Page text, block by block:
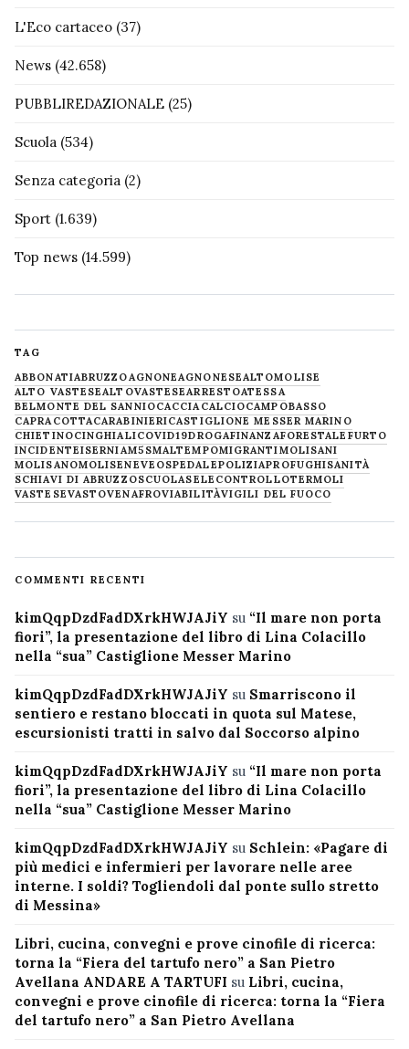
L'Eco cartaceo (37)
News (42.658)
PUBBLIREDAZIONALE (25)
Scuola (534)
Senza categoria (2)
Sport (1.639)
Top news (14.599)
TAG
ABBONATIABRUZZOAGNONEAGNONESEALTOMOLISE
ALTO VASTESEALTOVASTESEARRESTOATESSA
BELMONTE DEL SANNIOCACCIACALCIOCAMPOBASSO
CAPRACOTTACARABINIERICASTIGLIONE MESSER MARINO
CHIETINOCINGHIALICOVID19DROGAFINANZAFORESTALE FURTO
INCIDENTEISERNIAM5SMALTEMPOMIGRANTIMOLISANI
MOLISANOMOLISENEVE OSPEDALEPOLIZIAPROFUGHISANITÀ
SCHIAVI DI ABRUZZOSCUOLASELECONTROLLOTERMOLI
VASTESEVASTOVENAFROVIABILITÀVIGILI DEL FUOCO
COMMENTI RECENTI
kimQqpDzdFadDXrkHWJAJiY su “Il mare non porta
fiori”, la presentazione del libro di Lina Colacillo
nella “sua” Castiglione Messer Marino
kimQqpDzdFadDXrkHWJAJiY su Smarriscono il
sentiero e restano bloccati in quota sul Matese,
escursionisti tratti in salvo dal Soccorso alpino
kimQqpDzdFadDXrkHWJAJiY su “Il mare non porta
fiori”, la presentazione del libro di Lina Colacillo
nella “sua” Castiglione Messer Marino
kimQqpDzdFadDXrkHWJAJiY su Schlein: «Pagare di
più medici e infermieri per lavorare nelle aree
interne. I soldi? Togliendoli dal ponte sullo stretto
di Messina»
Libri, cucina, convegni e prove cinofile di ricerca:
torna la “Fiera del tartufo nero” a San Pietro
Avellana ANDARE A TARTUFI su Libri, cucina,
convegni e prove cinofile di ricerca: torna la “Fiera
del tartufo nero” a San Pietro Avellana